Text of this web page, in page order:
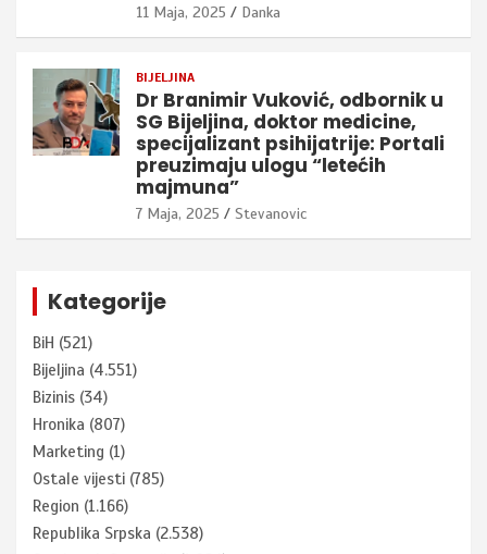
11 Maja, 2025 Danka
BIJELJINA
Dr Branimir Vuković, odbornik u
SG Bijeljina, doktor medicine,
specijalizant psihijatrije: Portali
preuzimaju ulogu “letećih
majmuna”
7 Maja, 2025 Stevanovic
Kategorije
BiH (521)
Bijeljina (4.551)
Bizinis (34)
Hronika (807)
Marketing (1)
Ostale vijesti (785)
Region (1.166)
Republika Srpska (2.538)